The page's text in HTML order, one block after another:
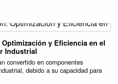
y Eficiencia en el
Industrial
convertido en componentes
debido a su capacidad para
variedad de procesos. Estos